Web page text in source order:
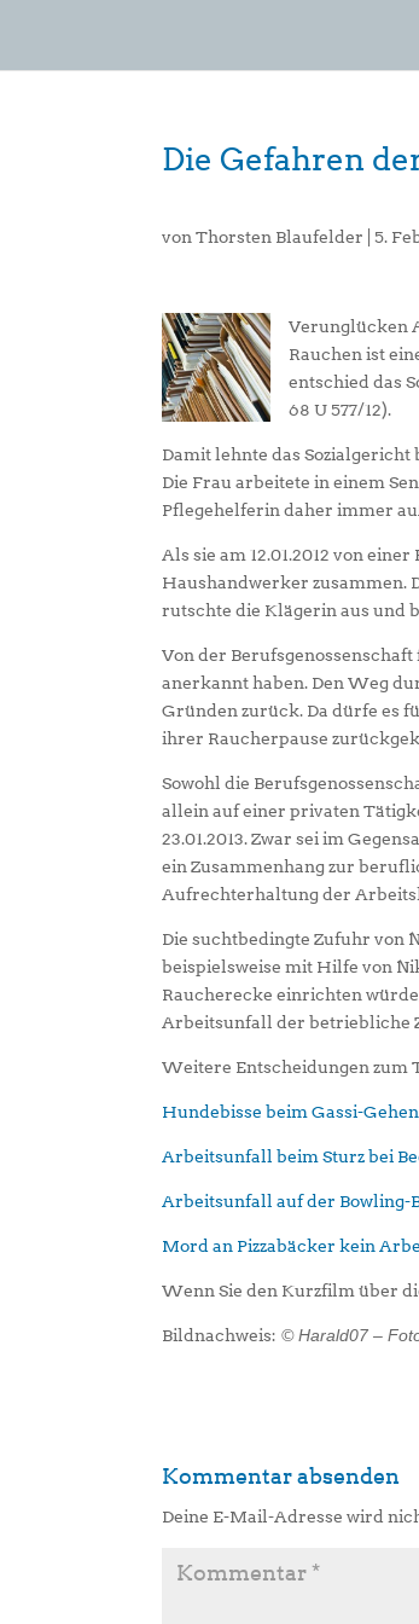
Die Gefahren
vonThorsten Blaufelder |5.
Verunglücken
Rauchen ist
entschied das
68 U 577/12).
Damit lehnte das
Die Frau arbeitete in einem
Pflegehelferin daher immer
Als sie am 12.01.2012 von
Haushandwerker zusammen.
rutschte die Klägerin aus und
Von der
anerkannt haben. Den Weg
Gründen zurück. Da dürfe es
ihrer Raucherpause
Sowohl die
allein auf einer privaten
23.01.2013. Zwar sei im
ein Zusammenhang zur
Aufrechterhaltung der
Die suchtbedingte Zufuhr von
beispielsweise mit Hilfe von
Raucherecke einrichten
Arbeitsunfall der betriebliche
Weitere Entscheidungen zum
Hundebisse beim Gassi-
Arbeitsunfall beim Sturz bei
Arbeitsunfall auf der Bowling-
Mord an Pizzabäcker kein
Wenn Sie den Kurzfilm über
Bildnachweis: © Harald07 –
Kommentar absenden
Deine E-Mail-Adresse wird